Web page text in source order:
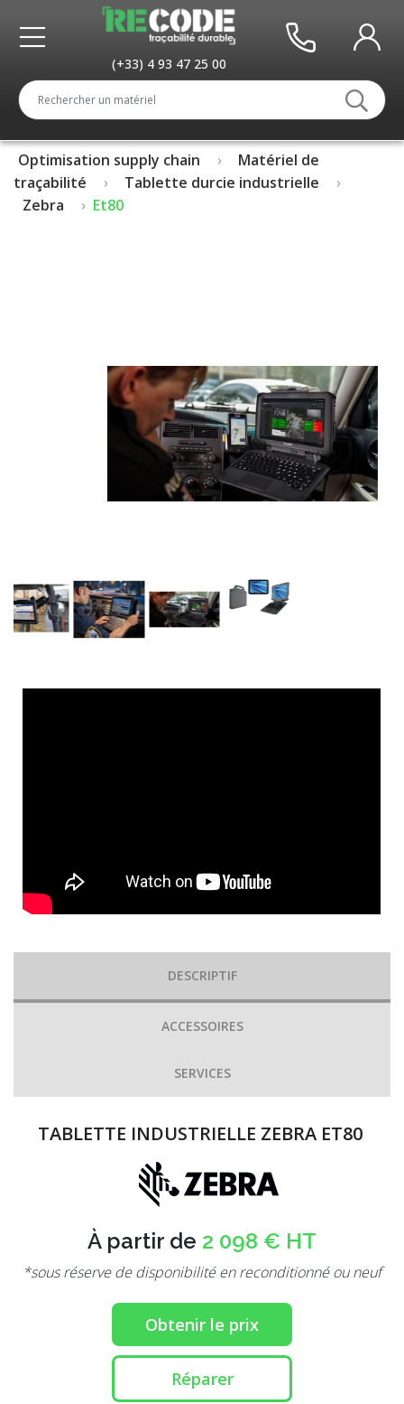
(+33) 4 93 47 25 00
Optimisation supply chain
Matériel de
traçabilité
Tablette durcie industrielle
Zebra
Et80
DESCRIPTIF
ACCESSOIRES
SERVICES
TABLETTE INDUSTRIELLE ZEBRA ET80
À partir de 2 098 € HT
*sous réserve de disponibilité en reconditionné ou neuf
Obtenir le prix
Réparer